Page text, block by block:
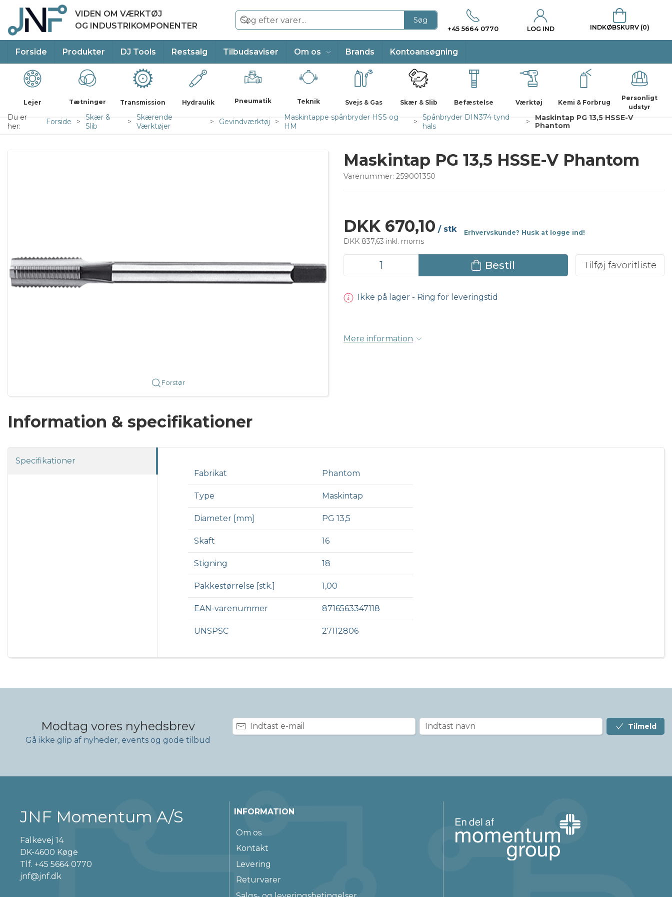
VIDEN OM VÆRKTØJ
OG INDUSTRIKOMPONENTER
Søg
+45 5664 0770 LOG IND INDKØBSKURV (0)
Forside Produkter DJ Tools Restsalg Tilbudsaviser Om os Brands Kontoansøgning
Lejer Tætninger Transmission Hydraulik Pneumatik Teknik Svejs & Gas Skær & Slib Befæstelse Værktøj Kemi & Forbrug
Personligt
udstyr
Du er
her:
Forside
Skær &
Slib
Skærende
Værktøjer
Gevindværktøj
Maskintappe spånbryder HSS og
HM
Spånbryder DIN374 tynd
hals
Maskintap PG 13,5 HSSE-V
Phantom
Forstør
Maskintap PG 13,5 HSSE-V Phantom
Varenummer: 259001350
DKK 670,10 / stk Erhvervskunde? Husk at logge ind!
DKK 837,63 inkl. moms
Bestil Tilføj favoritliste
Ikke på lager - Ring for leveringstid
Mere information
Information & specifikationer
Specifikationer
Fabrikat
Phantom
Type Maskintap
Diameter [mm] PG 13,5
Skaft 16
Stigning 18
Pakkestørrelse [stk.] 1,00
EAN-varenummer 8716563347118
UNSPSC 27112806
Modtag vores nyhedsbrev
Gå ikke glip af nyheder, events og gode tilbud
Tilmeld
JNF Momentum A/S
Falkevej 14
DK-4600 Køge
Tlf. +45 5664 0770
jnf@jnf.dk
INFORMATION
Om os
Kontakt
Levering
Returvarer